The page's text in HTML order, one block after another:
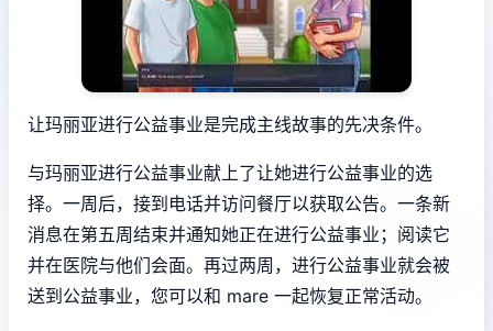
让玛丽亚进行公益事业是完成主线故事的先决条件。
与玛丽亚进行公益事业献上了让她进行公益事业的选
择。一周后，接到电话并访问餐厅以获取公告。一条新
消息在第五周结束并通知她正在进行公益事业；阅读它
并在医院与他们会面。再过两周，进行公益事业就会被
送到公益事业，您可以和 mare 一起恢复正常活动。